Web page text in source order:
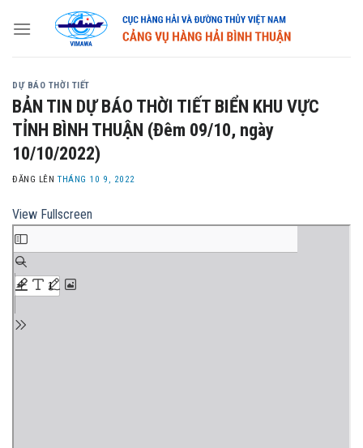
DỰ BÁO THỜI TIẾT
BẢN TIN DỰ BÁO THỜI TIẾT BIỂN KHU VỰC
TỈNH BÌNH THUẬN (Đêm 09/10, ngày
10/10/2022)
ĐĂNG LÊNTHÁNG 10 9, 2022
View Fullscreen